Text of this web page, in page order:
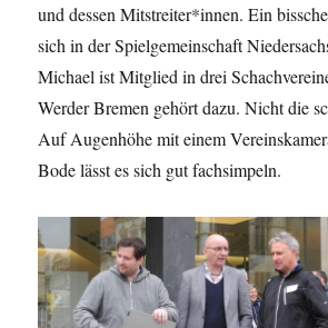
und dessen Mitstreiter*innen. Ein
sich in der Spielgemeinschaft
Michael ist Mitglied in drei
Werder Bremen gehört dazu. Nicht die
Auf Augenhöhe mit einem
Bode lässt es sich gut fachsimpeln.